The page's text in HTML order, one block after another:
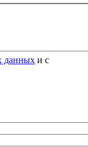
данных и с